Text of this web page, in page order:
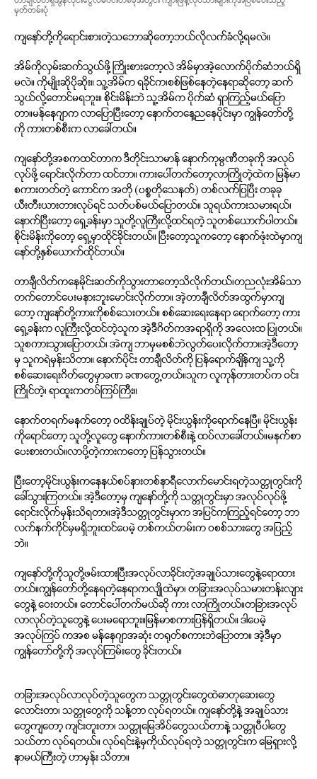
မှတ်တမ်းပုံ
ကျနော်တို့ကိုရောင်းစားတဲ့သဘောဆိုတော့ဘယ်လိုလက်ခံလို့ရမလဲ။
အိမ်ကိုလှမ်းဆက်သွယ်ဖို့ ကြိုးစားတော့လဲ အိမ်မှာအဲ့လောက်ပိုက်ဆံဘယ်ရှိ
မလဲ။ ကိုမျိုးဆိုပိုဆိုး။ သူ့အိမ်က ရခိုင်က၊စစ်ဖြစ်နေတဲ့နေရာဆိုတော့ ဆက်
သွယ်လို့တောင်မရဘူး။ စိုင်းမိန်းဘဲ သူ့အိမ်က ပိုက်ဆံ ရှာကြည့်မယ်ပြော
တာ။မန်နေဂျာက လာပြောပြီးတော့ နောက်တနေ့ညနေပိုင်းမှာ ကျွန်တော်တို့
ကို ကားတစ်စီးက လာခေါ်တယ်။
ကျနော်တို့အစကထင်တာက ဒီတိုင်းသာမာန် နောက်ကုမ္ပဏီတခုကို အလုပ်
လုပ်ဖို့ ရောင်းလိုက်တာ ထင်တာ။ ကားပေါ်တက်တော့လာကြိုတဲ့ထဲက မြန်မာ
စကားတတ်တဲ့ ကောင်က အတို (ပစ္စတိုသေနတ်) တစ်လက်ပြပြီး တခုခု
ယီးတီးယားတားလုပ်ရင် သတ်ပစ်မယ်ပြောတယ်။ သူရယ်ကားသမားရယ်၊
နောက်ပြီးတော့ ရှေ့ခန်းမှာ သူတို့လူကြီးလို့ထင်ရတဲ့ သူတစ်ယောက်ပါတယ်။
စိုင်းမိန်းကိုတော့ ရှေ့မှာထိုင်ခိုင်းတယ်။ ပြီးတော့သူကတော့ နောက်ဖုံးထဲမှာကျ
နော်တို့နှစ်ယောက်ထိုင်တယ်။
တာချီလိတ်ကနေမိုင်းဆတ်ကိုသွားတာတော့သိလိုက်တယ်၊တညလုံးအိမ်သာ
တက်တောင်ပေးမနားဘူးမောင်းလိုက်တာ။ အဲ့တာချီလိတ်အထွက်မှာကျ
တော့ ကျနော်တို့ကားကိုစစ်သေးတယ်။ စစ်ဆေးရေးနေရာ ရောက်တော့ ကား
ရှေ့ခန်းက လူကြီးလို့ထင်တဲ့သူက အဲ့ဒီဂိတ်ကအရာရှိကို အလေးထ ပြုတယ်။
သူစကားသွားပြောတယ်၊ အဲကျ ဘာမှမစစ်ဘဲလွတ်ပေးလိုက်တာ။အဲ့ဒီတော့
မှ သူကရဲမှန်းသိတာ။ နောက်ပိုင်း တာချီလိတ်ကို ပြန်ရောက်ချိန်ကျ သူ့ကို
စစ်ဆေးရေးဂိတ်တွေမှာခဏ ခဏတွေ့တယ်။သူက လူကုန်တားတပ်က ၀င်း
ကြိုင်တဲ့၊ ရာထူးကတပ်ကြပ်ကြီး။
နောက်တရက်မနက်တော့ ဝထိန်းချုပ်တဲ့ မိုင်းယွန်းကိုရောက်နေပြီ။ မိုင်းယွန်း
ကိုရောင်တော့ သူတို့လူတွေ နောက်ကားတစ်စီးနဲ့ ထပ်လာခေါ်တယ်။မနက်စာ
ပေးစားတယ်။လာပို့တဲ့ကားကတော့ ပြန်သွားတယ်။
ပြီးတော့မိုင်းယွန်းကနေနယ်စပ်နားတစ်နာရီလောက်မောင်းရတဲ့သတ္တုတွင်းကို
ခေါ်သွားကြတယ်။ အဲ့ဒီတော့မှ ကျနော်တို့ကို သတ္တုတွင်းမှာ အလုပ်လုပ်ဖို့
ရောင်းလိုက်မှန်းသိရတာ။အဲ့ဒီသတ္တုတွင်းမှာက အပြင်ကကြည့်ရင်တော့ ဘာ
လက်နက်ကိုင်မှမရှိဘူးထင်ပေမဲ့ တစ်ကယ်တမ်းက ဝစစ်သားတွေ အပြည့်
ဘဲ။
ကျနော်တို့ကိုသူတို့ဖမ်းထားပြီးအလုပ်လာခိုင်းတဲ့အချုပ်သားတွေနဲ့ရောထား
တယ်။ကျွန်တော်တို့နေရတဲ့နေရာကလျိုထဲမှာ၊ တခြားအလုပ်သမားတန်းလျား
တွေနဲ့ ဝေးတယ်။ တောင်ပေါ်တက်မယ်ဆို ကား လာကြိုတယ်။တခြားအလုပ်
လာလုပ်တဲ့သူတွေနဲ့ ပေးမရောဘူး။မြန်မာစကားပြန်ရှိတယ်။ ဒါပေမဲ့
အလုပ်ကြပ် ကအစ မန်နေဂျာအဆုံး တရုတ်စကားဘဲပြောတာ။ အဲ့ဒီမှာ
ကျွန်တော်တို့ကို အလုပ်ကြမ်းတွေ ခိုင်းတယ်။
တခြားအလုပ်လာလုပ်တဲ့သူတွေက သတ္တုတွင်းတွေထဲဓာတုဆေးတွေ
လောင်းတာ၊ သတ္တုတွေကို သန့်တာ လုပ်ရတယ်။ ကျနော်တို့နဲ့ အချုပ်သား
တွေကျတော့ ကျင်းတူးတာ၊ သတ္တုမြေအိပ်တွေသယ်တာနဲ့ သတ္တုပီပါတွေ
သယ်တာ လုပ်ရတယ်။ လုပ်ရင်းနဲ့မှကိုယ်လုပ်ရတဲ့ သတ္တုတွင်းက မြေရှားလို့
နာမယ်ကြီးတဲ့ ဟာမှန်း သိတာ။